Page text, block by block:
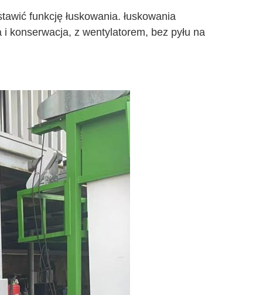
funkcję łuskowania. łuskowania
i konserwacja, z wentylatorem, bez pyłu na